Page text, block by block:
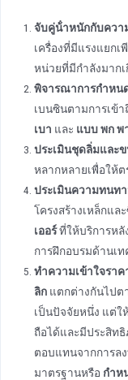
จับคู่น้ําหนักกับควา
เครื่องที่มีแรงแยก
หน่วยที่มีกําลังมาก
พิจารณาการกําหน
เบนซินตามการเข้
เบา และ แบบ พก พ
ประเมินชุดลิ่มและ
หลากหลายเพื่อให้
ประเมินความทนท
โครงสร้างเหล็กแล
เออร์ที่ให้บริการหลั
การฝึกอบรมด้านเ
ทําความเข้าใจรา
ลิก แตกต่างกันไปต
เป็นปัจจัยหนึ่ง แต่ใ
ถือได้และมีประสิท
ตอบแทนจากการล
มาตรฐานหรือ กำห